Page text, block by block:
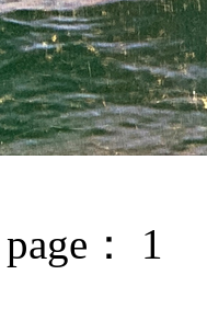
： 1